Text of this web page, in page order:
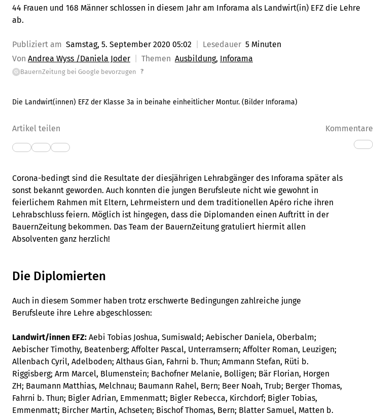
44 Frauen und 168 Männer schlossen in diesem Jahr am Inforama als Landwirt(in) EFZ die Lehre
ab.
Publiziert am Samstag, 5. September 2020 05:02 Lesedauer 5 Minuten
Von Andrea Wyss /Daniela Joder Themen Ausbildung Inforama
G BauernZeitung bei Google bevorzugen ?
Die Landwirt(innen) EFZ der Klasse 3a in beinahe einheitlicher Montur. (Bilder Inforama)
Artikel teilen Kommentare
Corona-bedingt sind die Resultate der diesjährigen Lehrabgänger des Inforama später als
sonst bekannt geworden. Auch konnten die jungen Berufsleute nicht wie gewohnt in
feierlichem Rahmen mit Eltern, Lehrmeistern und dem traditionellen Apéro riche ihren
Lehrabschluss feiern. Möglich ist hingegen, dass die Diplomanden einen Auftritt in der
BauernZeitung bekommen. Das Team der BauernZeitung gratuliert hiermit allen
Absolventen ganz herzlich!
Die Diplomierten
Auch in diesem Sommer haben trotz erschwerte Bedingungen zahlreiche junge
Berufsleute ihre Lehre abgeschlossen:
Landwirt/innen EFZ: Aebi Tobias Joshua, Sumiswald; Aebischer Daniela, Oberbalm;
Aebischer Timothy, Beatenberg; Affolter Pascal, Unterramsern; Affolter Roman, Leuzigen;
Allenbach Cyril, Adelboden; Althaus Gian, Fahrni b. Thun; Ammann Stefan, Rüti b.
Riggisberg; Arm Marcel, Blumenstein; Bachofner Melanie, Bolligen; Bär Florian, Horgen
ZH; Baumann Matthias, Melchnau; Baumann Rahel, Bern; Beer Noah, Trub; Berger Thomas,
Fahrni b. Thun; Bigler Adrian, Emmenmatt; Bigler Rebecca, Kirchdorf; Bigler Tobias,
Emmenmatt; Bircher Martin, Achseten; Bischof Thomas, Bern; Blatter Samuel, Matten b.